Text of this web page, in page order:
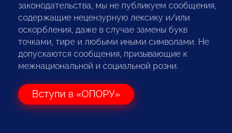
законодательства, мы не публикуем сообщения,
содержащие нецензурную лексику и/или
оскорбления, даже в случае замены букв
точками, тире и любыми иными символами. Не
допускаются сообщения, призывающие к
межнациональной и социальной розни.
Вступи в «ОПОРУ»